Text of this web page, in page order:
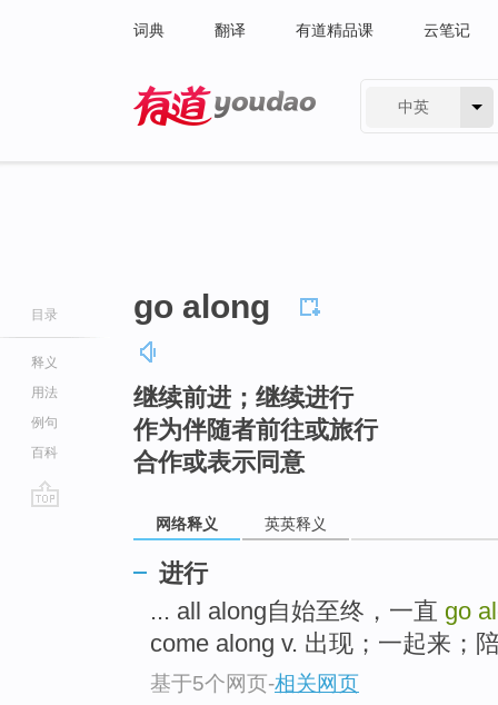
词典 翻译 有道精品课 云笔记
中英
目录
释义
用法
例句
百科
go along
继续前进；继续进行
作为伴随者前往或旅行
合作或表示同意
网络释义 英英释义
进行
... all along自始至终，一直 go
come along v. 出现；一起来；
基于5个网页-相关网页